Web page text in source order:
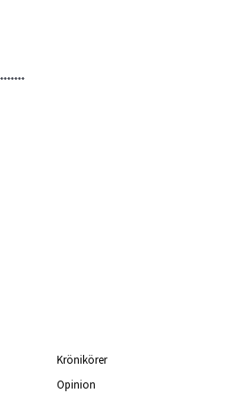
Krönikörer
Opinion